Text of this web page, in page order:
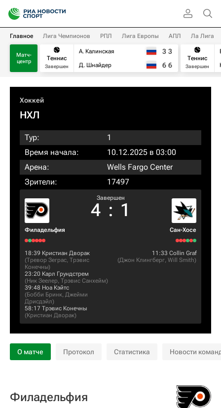
Главное Лига Чемпионов РПЛ Лига Европы АПЛ Ла Лига
Матч-
центр
Теннис
Завершен
А. Калинская
Д. Шнайдер
3 3
6 6
Теннис
Завершен
Хоккей
НХЛ
Тур:
1
Время начала:
10.12.2025 в 03:00
Арена:
Wells Fargo Center
Зрители:
17497
Филадельфия
Завершен
4 : 1
Сан-Хосе
18:39 Кристиан Дворак
(Тревор Зеграс, Трэвис
Конечны)
23:20 Карл Грундстрем
(Ник Зеелер, Трэвис Санхейм)
39:48 Ноа Кэйтс
(Бобби Бринк, Джейми
Дрисдэйл)
58:17 Трэвис Конечны
(Кристиан Дворак)
11:33 Collin Graf
(Джон Клингберг, Will Smith)
О матче Протокол Статистика Новости
Филадельфия